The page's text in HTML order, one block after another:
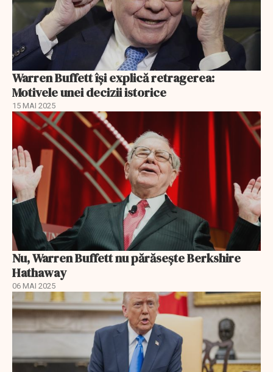
Warren Buffett își explică retragerea:
Motivele unei decizii istorice
15 MAI 2025
Nu, Warren Buffett nu părăsește Berkshire
Hathaway
06 MAI 2025